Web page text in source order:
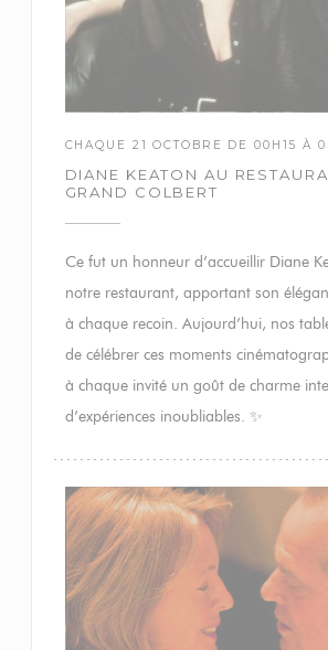
CHAQUE 21 OCTOBRE DE 00H15 À
DIANE KEATON AU
GRAND COLBERT
Ce fut un honneur d’accueillir Diane
notre restaurant, apportant son
à chaque recoin. Aujourd’hui, nos
de célébrer ces moments
à chaque invité un goût de charme
d’expériences inoubliables. ✨